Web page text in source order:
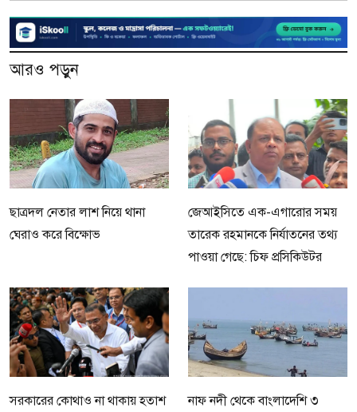
আরও পড়ুন
ছাত্রদল নেতার লাশ নিয়ে থানা
ঘেরাও করে বিক্ষোভ
জেআইসিতে এক-এগারোর সময়
তারেক রহমানকে নির্যাতনের তথ্য
পাওয়া গেছে: চিফ প্রসিকিউটর
সরকারের কোথাও না থাকায় হতাশ
নাফ নদী থেকে বাংলাদেশি ৩